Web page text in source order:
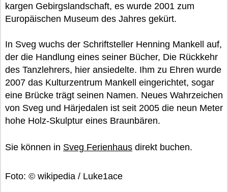
kargen Gebirgslandschaft, es wurde 2001 zum
Europäischen Museum des Jahres gekürt.
In Sveg wuchs der Schriftsteller Henning Mankell auf,
der die Handlung eines seiner Bücher, Die Rückkehr
des Tanzlehrers, hier ansiedelte. Ihm zu Ehren wurde
2007 das Kulturzentrum Mankell eingerichtet, sogar
eine Brücke trägt seinen Namen. Neues Wahrzeichen
von Sveg und Härjedalen ist seit 2005 die neun Meter
hohe Holz-Skulptur eines Braunbären.
Sie können in Sveg Ferienhaus direkt buchen.
Foto: © wikipedia / Luke1ace